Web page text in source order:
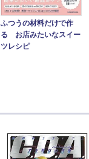
ふつうの材料だけで作
る お店みたいなスイー
ツレシピ